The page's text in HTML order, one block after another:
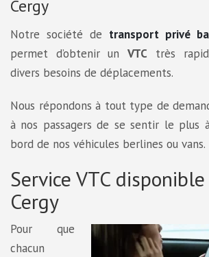
Cergy
Notre société de transport privé
permet d’obtenir unVTC très
divers besoins de déplacements.
Nous répondons à tout type de
à nos passagers de se sentir le plus
bord de nos véhicules berlines ou vans.
Service VTC
Cergy
Pour que
chacun